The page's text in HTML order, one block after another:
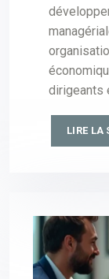
dirigeants
LIRE LA